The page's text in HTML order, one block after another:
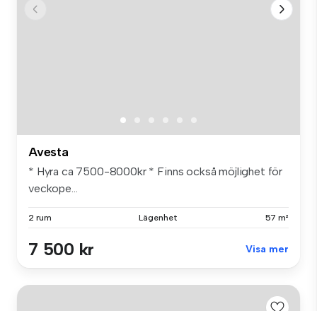
Avesta
* Hyra ca 7500-8000kr * Finns också möjlighet för
veckope...
2 rum Lägenhet 57 m²
7 500 kr Visa mer